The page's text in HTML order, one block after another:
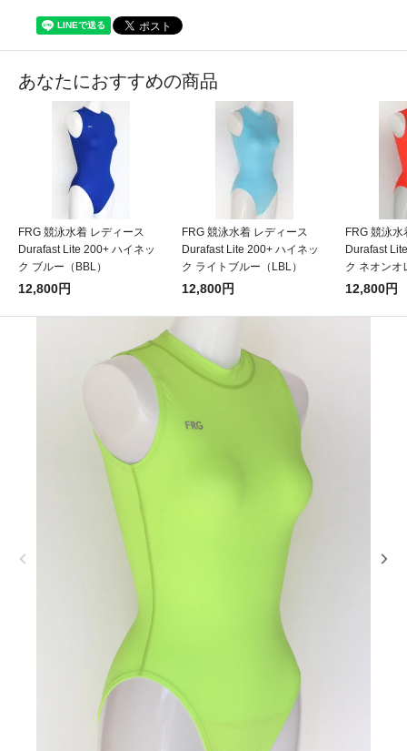
あなたにおすすめの商品
FRG 競泳水着 レディース
Durafast Lite 200+ ハイネッ
ク ブルー（BBL）
12,800円
FRG 競泳水着 レディース
Durafast Lite 200+ ハイネッ
ク ライトブルー（LBL）
12,800円
FRG 競泳
Durafast
ク ネオンオ
12,800円